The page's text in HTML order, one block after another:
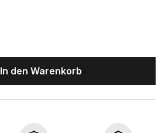
In den Warenkorb